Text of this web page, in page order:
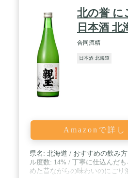
北の誉 に
日本酒 北
合同酒精
日本酒 北海道
Amazonで詳し
県名: 北海道 / おすすめの飲み
ル度数: 14% / 丁寧に仕込んだ
めた昔ながらの味わいのにごり